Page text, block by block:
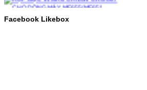
HỘP MỰC IN MÀU CANON
CRG-067 CHO DÒNG MÁY
Facebook Likebox